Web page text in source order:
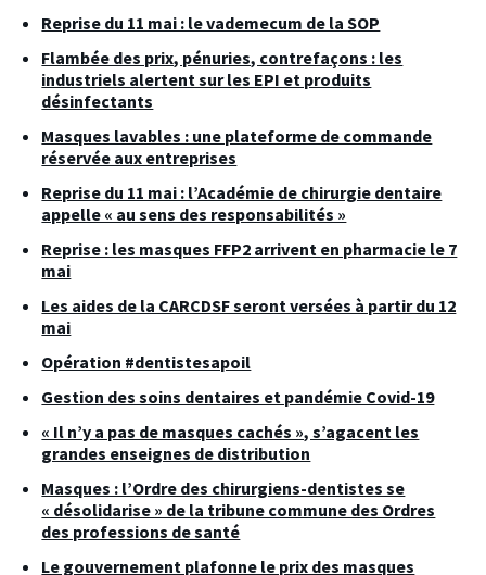
Reprise du 11 mai : le vademecum de la SOP
Flambée des prix, pénuries, contrefaçons : les
industriels alertent sur les EPI et produits
désinfectants
Masques lavables : une plateforme de commande
réservée aux entreprises
Reprise du 11 mai : l’Académie de chirurgie dentaire
appelle « au sens des responsabilités »
Reprise : les masques FFP2 arrivent en pharmacie le 7
mai
Les aides de la CARCDSF seront versées à partir du 12
mai
Opération #dentistesapoil
Gestion des soins dentaires et pandémie Covid-19
« Il n’y a pas de masques cachés », s’agacent les
grandes enseignes de distribution
Masques : l’Ordre des chirurgiens-dentistes se
« désolidarise » de la tribune commune des Ordres
des professions de santé
Le gouvernement plafonne le prix des masques